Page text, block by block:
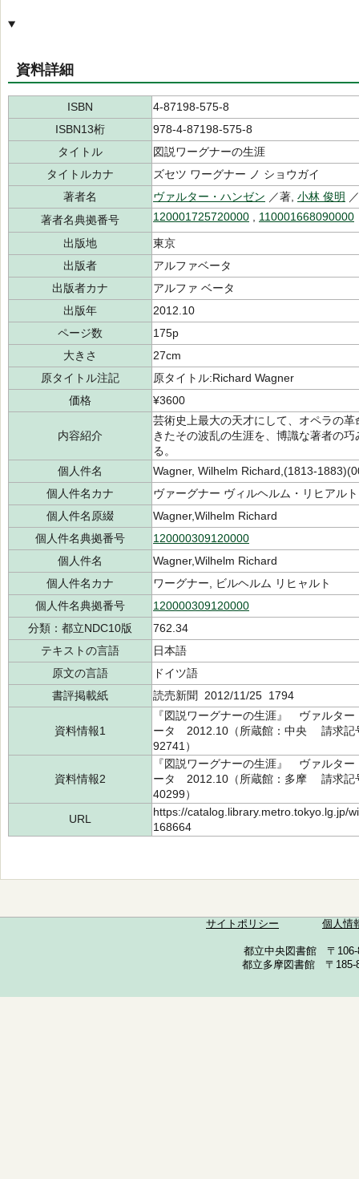
資料詳細
ISBN
4-87198-575-8
ISBN13桁
978-4-87198-575-8
タイトル
図説ワーグナーの生涯
タイトルカナ
ズセツ ワーグナー ノ ショウガイ
著者名
ヴァルター・ハンゼン ／著, 小林 俊明
著者名典拠番号
120001725720000 110001668090000
出版地
東京
出版者
アルファベータ
出版者カナ
アルファ ベータ
出版年
2012.10
ページ数
175p
大きさ
27cm
原タイトル注記
原タイトル:Richard Wagner
価格
¥3600
内容紹介
芸術史上最大の天才にして、オペラの
きたその波乱の生涯を、博識な著者の
る。
個人件名
Wagner, Wilhelm Richard,(1813-
個人件名カナ
ヴァーグナー ヴィルヘルム・リヒアルト
個人件名原綴
Wagner,Wilhelm Richard
個人件名典拠番号
120000309120000
個人件名
Wagner,Wilhelm Richard
個人件名カナ
ワーグナー, ビルヘルム リヒャルト
個人件名典拠番号
120000309120000
分類：都立NDC10版
762.34
テキストの言語
日本語
原文の言語
ドイツ語
書評掲載紙
読売新聞 2012/11/25 1794
資料情報1
『図説ワーグナーの生涯』 ヴァルタ
ータ 2012.10（所蔵館：中央 請求記
92741）
資料情報2
『図説ワーグナーの生涯』 ヴァルタ
ータ 2012.10（所蔵館：多摩 請求記
40299）
URL
https://catalog.library.metro.tokyo.lg.jp/
168664
サイトポリシー 個人情
都立中央図書館 〒
都立多摩図書館 〒185-